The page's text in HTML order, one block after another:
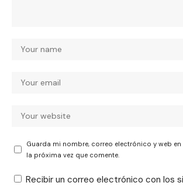
Guarda mi nombre, correo electrónico y web en
la próxima vez que comente.
Recibir un correo electrónico con los